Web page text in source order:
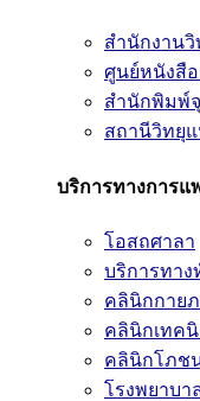
สำนักงาน
ศูนย์หนังสื
สำนักพิมพ์
สถานีวิทยุ
บริการทางการแ
โอสถศาลา
บริการทาง
คลินิกกาย
คลินิกเทค
คลินิกโภช
โรงพยาบา